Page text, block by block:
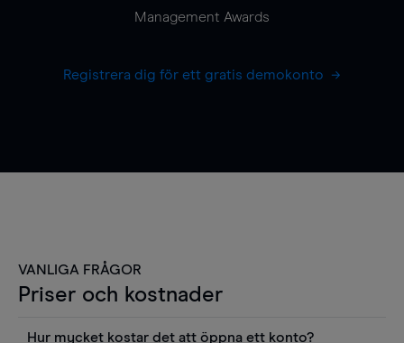
Management Awards
Registrera dig för ett gratis demokonto
VANLIGA FRÅGOR
Priser och kostnader
Hur mycket kostar det att öppna ett konto?